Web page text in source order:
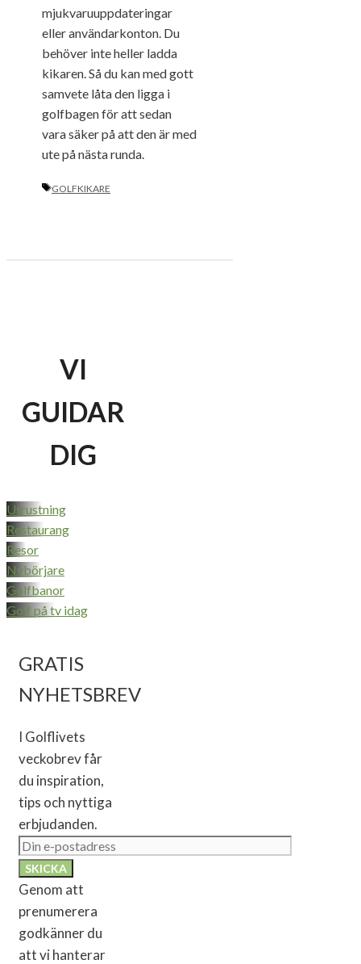
mjukvaruuppdateringar
eller användarkonton. Du
behöver inte heller ladda
kikaren. Så du kan med gott
samvete låta den ligga i
golfbagen för att sedan
vara säker på att den är med
ute på nästa runda.
ETIKETTER
GOLFKIKARE
VI
GUIDAR
DIG
Utrustning
Restaurang
Resor
Nybörjare
Golfbanor
Golf på tv idag
GRATIS
NYHETSBREV
I Golflivets
veckobrev får
du inspiration,
tips och nyttiga
erbjudanden.
Genom att
prenumerera
godkänner du
att vi hanterar